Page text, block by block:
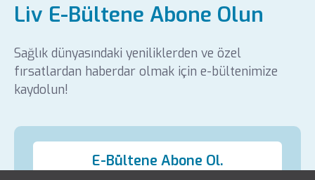
Liv E-Bültene Abone Olun
Sağlık dünyasındaki yeniliklerden ve özel
fırsatlardan haberdar olmak için e-bültenimize
kaydolun!
E-Bültene Abone Ol.